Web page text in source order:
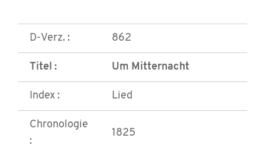
D-Verz. : 862
Titel : Um Mitternacht
Index : Lied
Chronologie
:
1825